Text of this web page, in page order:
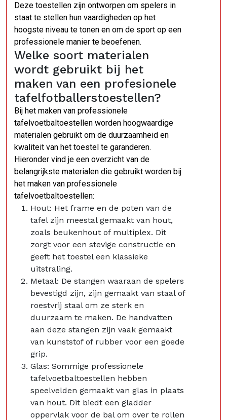
Deze toestellen zijn ontworpen om spelers in
staat te stellen hun vaardigheden op het
hoogste niveau te tonen en om de sport op een
professionele manier te beoefenen.
Welke soort materialen
wordt gebruikt bij het
maken van een profesionele
tafelfotballerstoestellen?
Bij het maken van professionele
tafelvoetbaltoestellen worden hoogwaardige
materialen gebruikt om de duurzaamheid en
kwaliteit van het toestel te garanderen.
Hieronder vind je een overzicht van de
belangrijkste materialen die gebruikt worden bij
het maken van professionele
tafelvoetbaltoestellen:
Hout: Het frame en de poten van de
tafel zijn meestal gemaakt van hout,
zoals beukenhout of multiplex. Dit
zorgt voor een stevige constructie en
geeft het toestel een klassieke
uitstraling.
Metaal: De stangen waaraan de spelers
bevestigd zijn, zijn gemaakt van staal of
roestvrij staal om ze sterk en
duurzaam te maken. De handvatten
aan deze stangen zijn vaak gemaakt
van kunststof of rubber voor een goede
grip.
Glas: Sommige professionele
tafelvoetbaltoestellen hebben
speelvelden gemaakt van glas in plaats
van hout. Dit biedt een gladder
oppervlak voor de bal om over te rollen